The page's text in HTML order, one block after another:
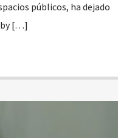
públicos, ha dejado
[…]